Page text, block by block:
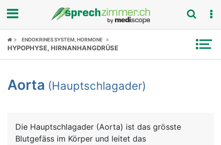
Fokus
Symptome
News
ENDOKRINES SYSTEM, HORMONE
HYPOPHYSE, HIRNANHANGDRÜSE
Aorta (Hauptschlagader)
Die Hauptschlagader (Aorta) ist das grösste
Blutgefäss im Körper und leitet das